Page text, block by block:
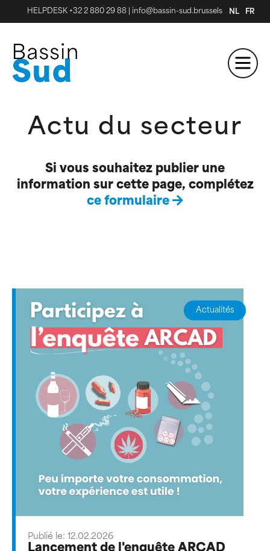
HELPDESK +32 2 880 29 88 info@bassin-sud.brussels NL FR
Actu du secteur
Si vous souhaitez publier une
information sur cette page, complétez
ce formulaire
Actualités
Publié le: 12.02.2026
Lancement de l'enquête ARCAD